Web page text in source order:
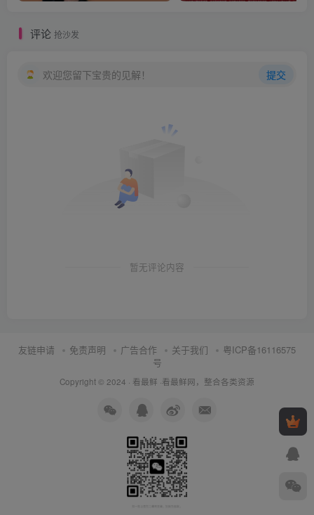
评论 抢沙发
欢迎您留下宝贵的见解！ 提交
暂无评论内容
友链申请 免责声明 广告合作 关于我们
粤ICP备16116575
号
Copyright © 2024 · 看最鲜 ·看最鲜网，整合各类资源